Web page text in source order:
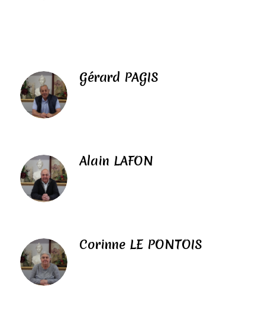
Gérard PAGIS
Alain LAFON
Corinne LE PONTOIS